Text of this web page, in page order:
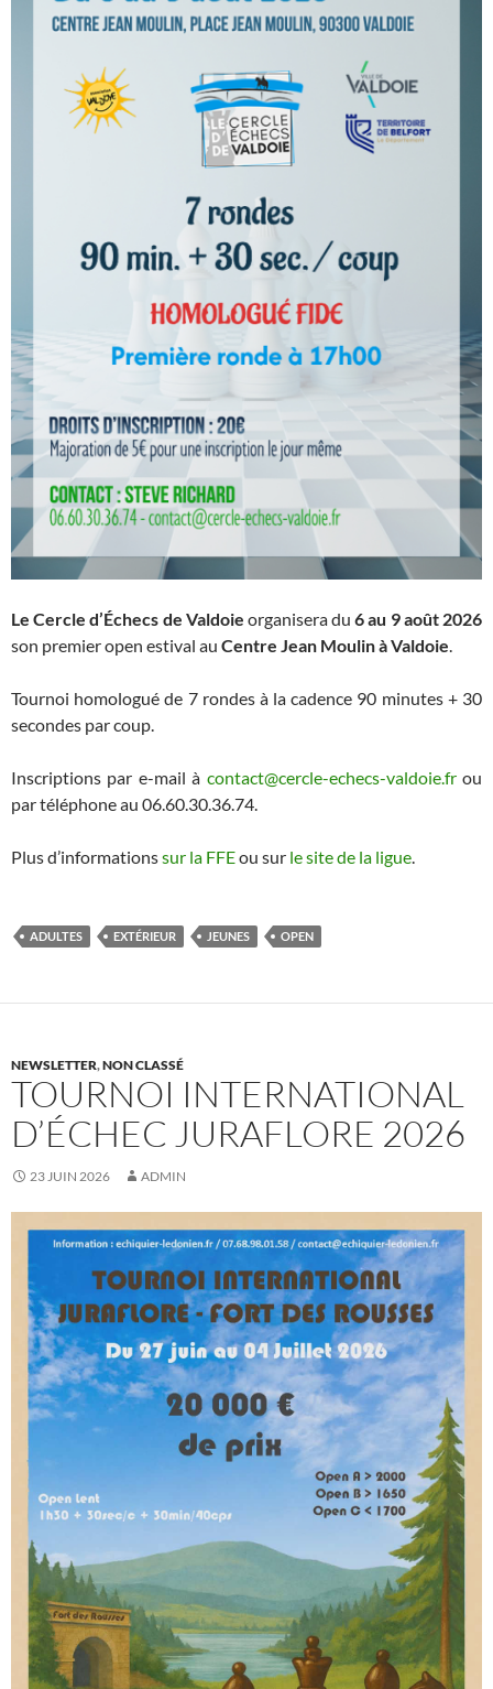
Le Cercle d’Échecs de Valdoie organisera du6 au 9 août 2026
son premier open estival au Centre Jean Moulin à Valdoie
Tournoi homologué de 7 rondes à la cadence 90 minutes + 30
secondes par coup.
Inscriptions par e-mail à contact@cercle-echecs-valdoie.frou
par téléphone au 06.60.30.36.74.
Plus d’informationssur la FFEou sur le site de la ligue
ADULTES EXTÉRIEUR JEUNES OPEN
NEWSLETTER,NON CLASSÉ
TOURNOI INTERNATIONAL
D’ÉCHEC JURAFLORE 2026
23 JUIN 2026 ADMIN